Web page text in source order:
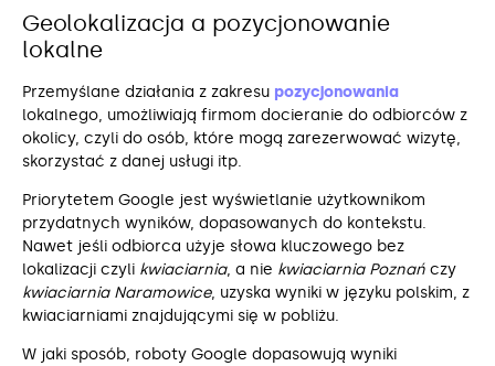
Geolokalizacja a pozycjonowanie
lokalne
Przemyślane działania z zakresu pozycjonowania
lokalnego, umożliwiają firmom docieranie do odbiorców z
okolicy, czyli do osób, które mogą zarezerwować wizytę,
skorzystać z danej usługi itp.
Priorytetem Google jest wyświetlanie użytkownikom
przydatnych wyników, dopasowanych do kontekstu.
Nawet jeśli odbiorca użyje słowa kluczowego bez
lokalizacji czyli kwiaciarnia, a nie kwiaciarnia Poznań czy
kwiaciarnia Naramowice, uzyska wyniki w języku polskim, z
kwiaciarniami znajdującymi się w pobliżu.
W jaki sposób, roboty Google dopasowują wyniki